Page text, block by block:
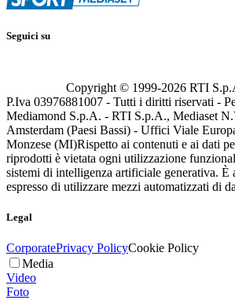
Seguici su
Copyright © 1999-2026 RTI
P.Iva 03976881007 - Tutti i diritti riservati -
Mediamond S.p.A. - RTI S.p.A., Mediaset
Amsterdam (Paesi Bassi) - Uffici Viale
Monzese (MI)Rispetto ai contenuti e ai dati
riprodotti è vietata ogni utilizzazione
sistemi di intelligenza artificiale generativa. È
espresso di utilizzare mezzi automatizzati di
Legal
CorporatePrivacy PolicyCookie Policy
Media
Video
Foto